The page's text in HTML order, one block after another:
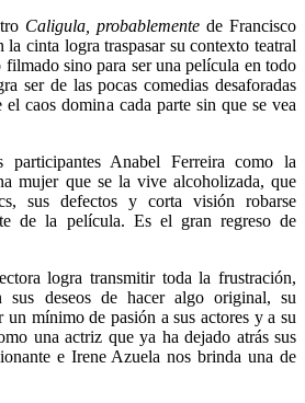
Caligula, probablemente de Francisco
cinta logra traspasar su contexto teatral
filmado sino para ser una película en todo
ser de las pocas comedias desaforadas
caos domina cada parte sin que se vea
participantes Anabel Ferreira como la
mujer que se la vive alcoholizada, que
sus defectos y corta visión robarse
de la película. Es el gran regreso de
logra transmitir toda la frustración,
sus deseos de hacer algo original, su
un mínimo de pasión a sus actores y a su
una actriz que ya ha dejado atrás sus
e Irene Azuela nos brinda una de